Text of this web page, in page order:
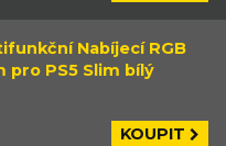
Nabíjecí RGB
pro PS5 Slim bílý
KOUPIT